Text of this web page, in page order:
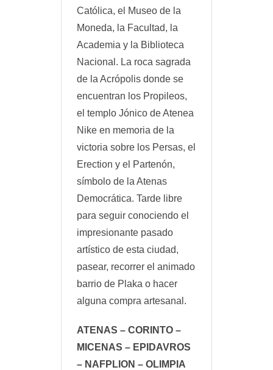
Católica, el Museo de la
Moneda, la Facultad, la
Academia y la Biblioteca
Nacional. La roca sagrada
de la Acrópolis donde se
encuentran los Propileos,
el templo Jónico de Atenea
Nike en memoria de la
victoria sobre los Persas, el
Erection y el Partenón,
símbolo de la Atenas
Democrática. Tarde libre
para seguir conociendo el
impresionante pasado
artístico de esta ciudad,
pasear, recorrer el animado
barrio de Plaka o hacer
alguna compra artesanal.
ATENAS – CORINTO –
MICENAS – EPIDAVROS
– NAFPLION – OLIMPIA